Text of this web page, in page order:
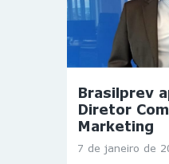
Brasilprev
Diretor
Marketing
7 de janeiro de